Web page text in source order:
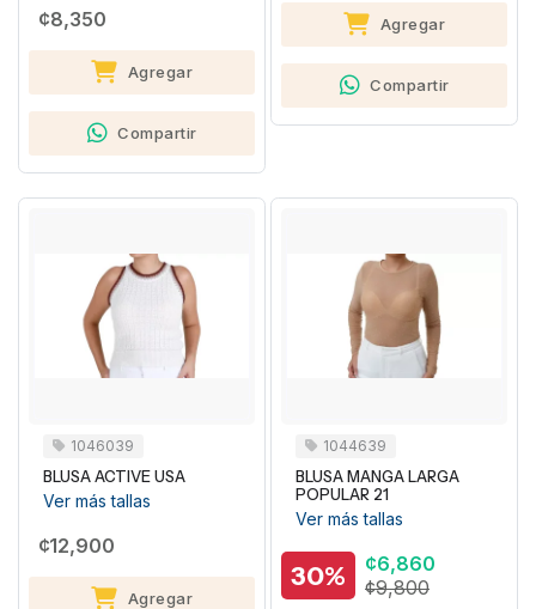
¢8,350
Agregar
Compartir
Agregar
Compartir
1046039
BLUSA ACTIVE USA
Ver más tallas
¢12,900
Agregar
1044639
BLUSA MANGA LARGA
POPULAR 21
Ver más tallas
30%
¢6,860
¢9,800